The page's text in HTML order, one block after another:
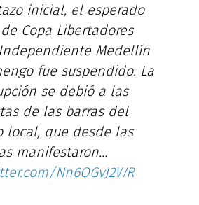
inicial, el esperado
Copa Libertadores
Medellín
fue suspendido. La
se debió a las
de las barras del
local, que desde las
manifestaron…
Nn6OGvJ2WR